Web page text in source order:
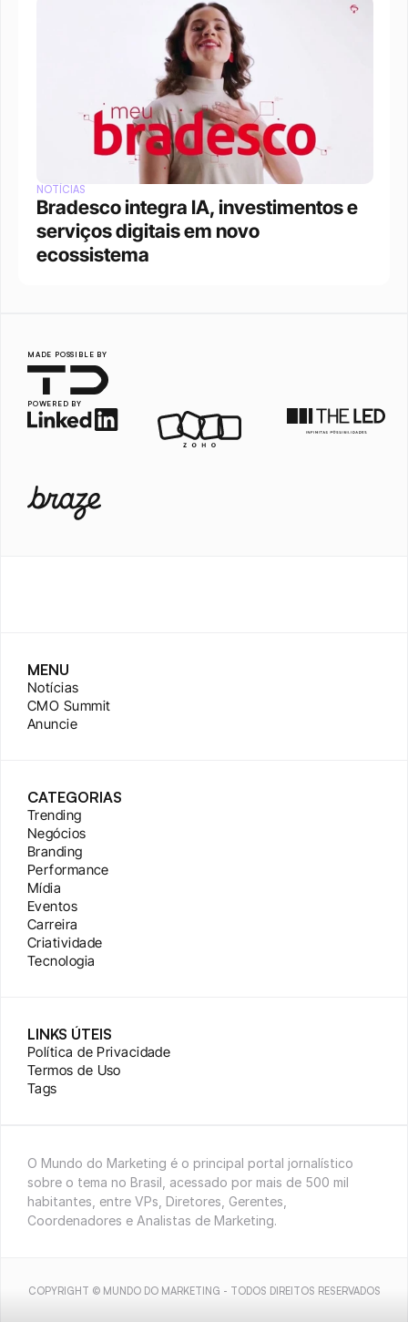
NOTÍCIAS
Bradesco integra IA, investimentos e
serviços digitais em novo
ecossistema
MADE POSSIBLE BY
POWERED BY
MENU
Notícias
CMO Summit
Anuncie
CATEGORIAS
Trending
Negócios
Branding
Performance
Mídia
Eventos
Carreira
Criatividade
Tecnologia
LINKS ÚTEIS
Política de Privacidade
Termos de Uso
Tags
O Mundo do Marketing é o principal portal jornalístico
sobre o tema no Brasil, acessado por mais de 500 mil
habitantes, entre VPs, Diretores, Gerentes,
Coordenadores e Analistas de Marketing.
COPYRIGHT © MUNDO DO MARKETING - TODOS DIREITOS RESERVADOS